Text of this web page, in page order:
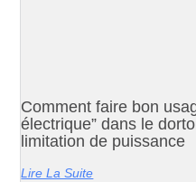
Comment faire bon
électrique” dans le
limitation de puissance
Lire La Suite